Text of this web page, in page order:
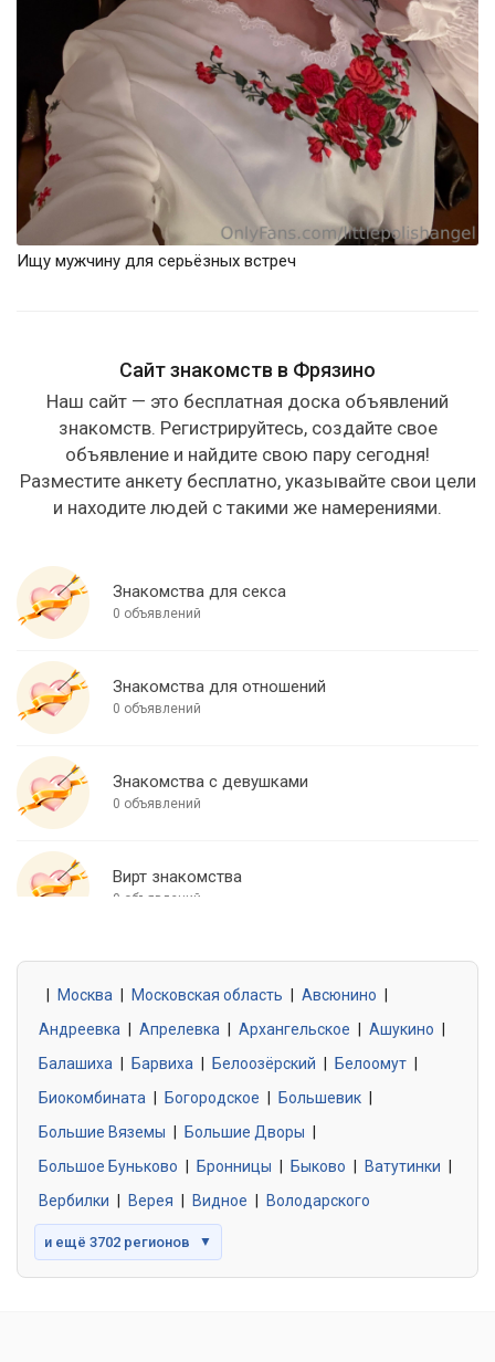
Ищу мужчину для серьёзных встреч
Сайт знакомств в Фрязино
Наш сайт — это бесплатная доска объявлений
знакомств. Регистрируйтесь, создайте свое
объявление и найдите свою пару сегодня!
Разместите анкету бесплатно, указывайте свои цели
и находите людей с такими же намерениями.
Знакомства для секса
0 объявлений
Знакомства для отношений
0 объявлений
Знакомства с девушками
0 объявлений
Вирт знакомства
0 объявлений
0 объявлений
Знакомства без обязательств
0 объявлений
Москва Московская область Авсюнино
Андреевка
Апрелевка Архангельское Ашукино
Балашиха
Барвиха Белоозёрский Белоомут
Биокомбината
Богородское Большевик
Большие Вяземы
Большие Дворы
Большое Буньково
Бронницы Быково Ватутинки
Вербилки
Верея Видное Володарского
и ещё 3702 регионов ▼